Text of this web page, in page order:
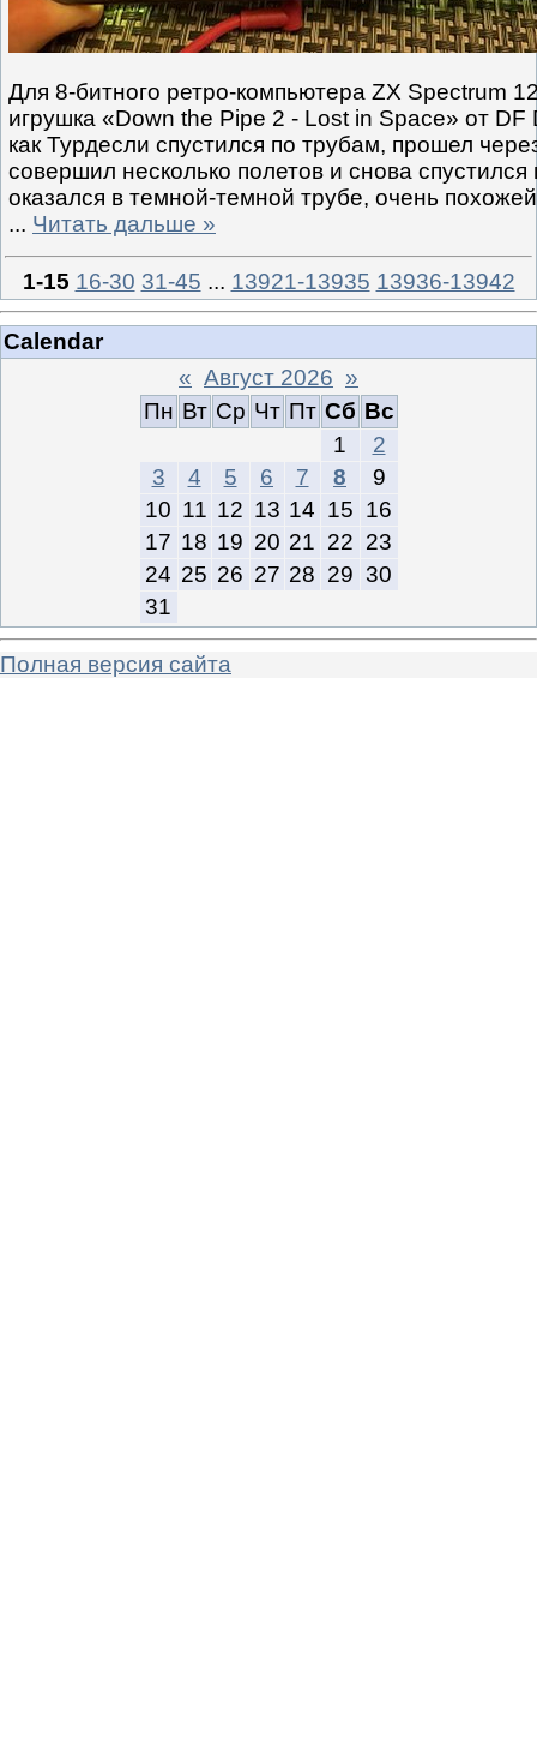
Для 8-битного ретро-компьютера ZX Spectrum
игрушка «Down the Pipe 2 - Lost in Space» от DF
как Турдесли спустился по трубам, прошел
совершил несколько полетов и снова
оказался в темной-темной трубе, очень
... Читать дальше »
1-15 16-30 31-45 ... 13921-13935 13936-13942
Calendar
« Август 2026 »
Пн Вт Ср Чт Пт Сб Вс
1
2
3
4 5 6 7 8
9
10 11 12 13 14 15 16
17 18 19 20 21 22 23
24 25 26 27 28 29 30
31
Полная версия сайта